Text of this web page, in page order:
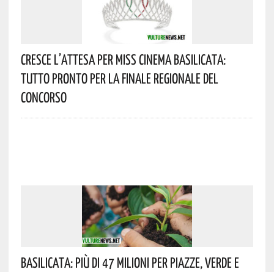
Cresce L’attesa Per Miss Cinema Basilicata:
Tutto Pronto Per La Finale Regionale Del
Concorso
Basilicata: Più Di 47 Milioni Per Piazze, Verde E